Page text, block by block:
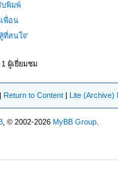
บพิมพ์
พื่อน
ที่สนใจ'
ผู้เยี่ยมชม
| Return to Content | Lite (Archive)
, © 2002-2026MyBB Group